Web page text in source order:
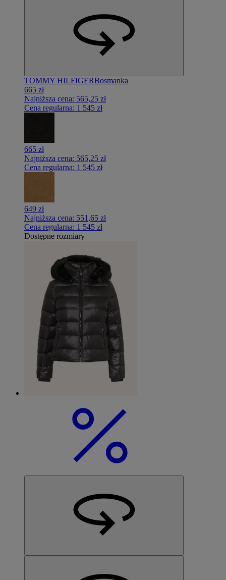
TOMMY HILFIGERBosmanka
665 zł
Najniższa cena: 565,25 zł
Cena regularna: 1 545 zł
665 zł
Najniższa cena: 565,25 zł
Cena regularna: 1 545 zł
649 zł
Najniższa cena: 551,65 zł
Cena regularna: 1 545 zł
Dostępne rozmiary